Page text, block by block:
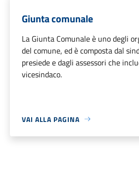
Giunta comunale
La Giunta Comunale è uno degli
del comune, ed è composta dal
presiede e dagli assessori che
vicesindaco.
VAI ALLA PAGINA